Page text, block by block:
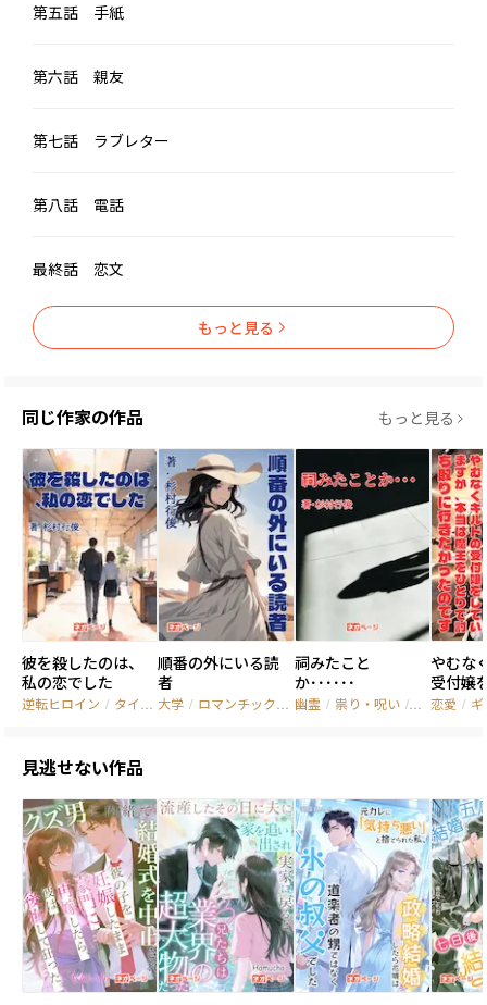
第五話 手紙
第六話 親友
第七話 ラブレター
第八話 電話
最終話 恋文
もっと見る
同じ作家の作品 もっと見る
彼を殺したのは、
私の恋でした
逆転ヒロイン / タイムループ / #逆転ヒロイン
順番の外にいる読
者
大学 / ロマンチック？サスペンス ほんのり恋愛要素
祠みたこと
か･･････
幽霊 / 祟り・呪い / 恐怖
やむな
受付嬢
すが、
恋愛 /
見逃せない作品